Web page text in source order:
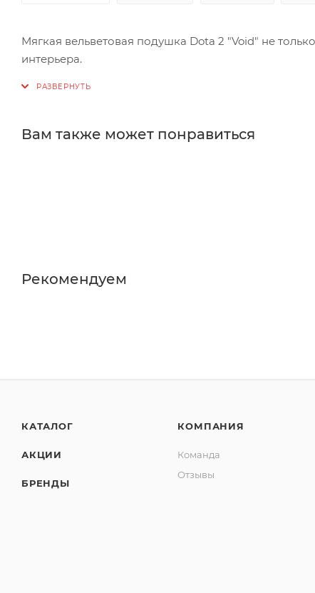
Мягкая вельветовая подушка Dota 2 "Void" не
интерьера.
Вам также может понравиться
Рекомендуем
КАТАЛОГ
АКЦИИ
БРЕНДЫ
КОМПАНИЯ
Команда
Отзывы